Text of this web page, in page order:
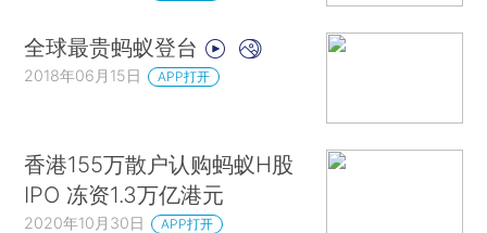
全球最贵蚂蚁登台
2018年06月15日 APP打开
香港155万散户认购蚂蚁H股
IPO 冻资1.3万亿港元
2020年10月30日 APP打开